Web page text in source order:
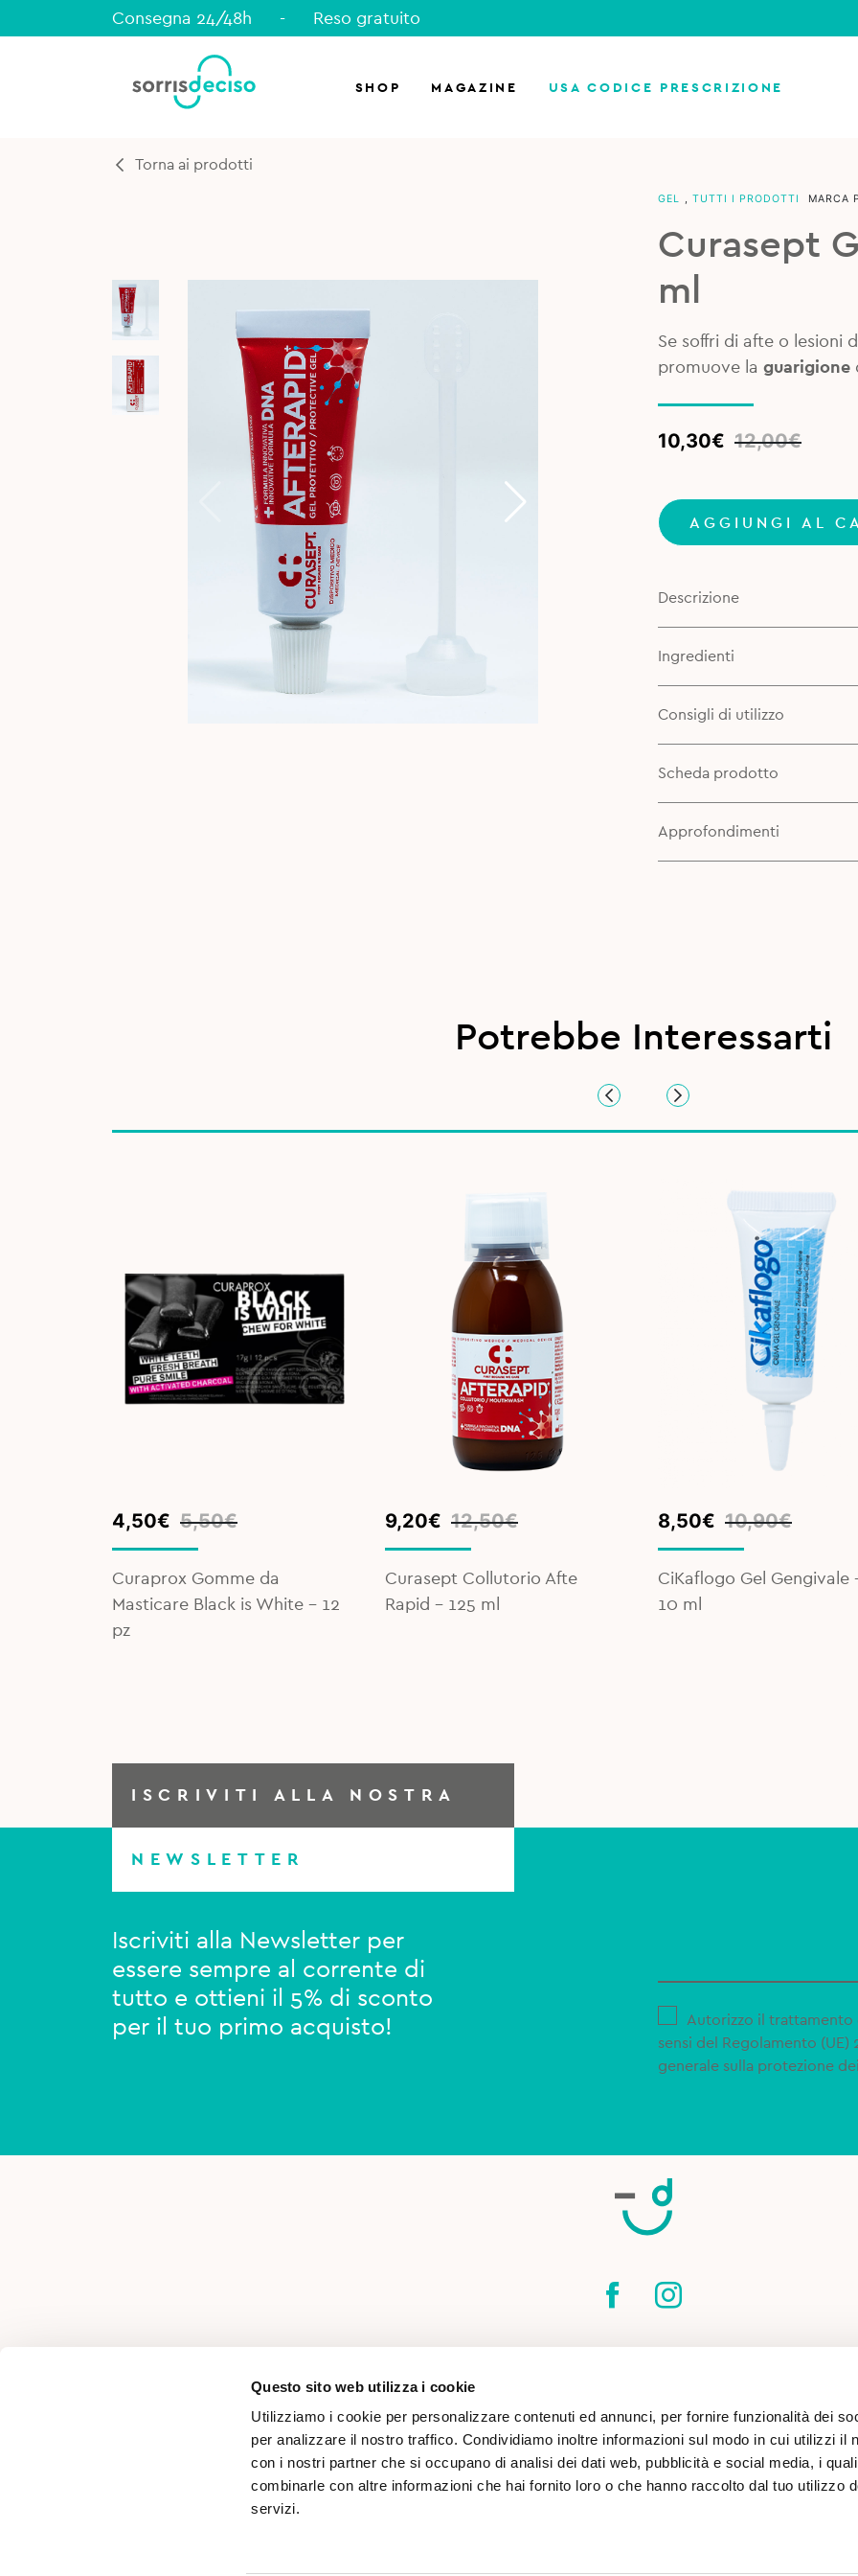
Questo sito web utilizza i cookie
Utilizziamo i cookie per personalizzare contenuti ed annunci, per fornire funzionalità dei
per analizzare il nostro traffico. Condividiamo inoltre informazioni sul modo in cui utilizzi il
con i nostri partner che si occupano di analisi dei dati web, pubblicità e social media, i
combinarle con altre informazioni che hai fornito loro o che hanno raccolto dal tuo utilizzo
servizi.
Consegna 24/48h - Reso gratuito
SHOP MAGAZINE USA CODICE PRESCRIZIONE
Torna ai prodotti
GEL , TUTTI I PRODOTTI MARCA
Curasept
ml
Se soffri di afte o lesioni
promuove la guarigione
12,00€
Original
12,00€.
10,30€
Current
10,30€.
AGGIUNGI AL
Descrizione
Ingredienti
Consigli di utilizzo
Scheda prodotto
Approfondimenti
Potrebbe Interessarti
5,50€
Original
price
5,50€.
4,50€
Current
price
4,50€.
Curaprox Gomme da
Masticare Black is White - 12
pz
12,50€
Original
price
12,50€.
9,20€
Current
price
9,20€.
Curasept Collutorio Afte
Rapid - 125 ml
10,90€
Original
price
was:
10,90€.
8,50€
Current
price
is:
8,50€.
CiKaflogo Gel Gengivale
10 ml
ISCRIVITI ALLA NOSTRA
NEWSLETTER
Iscriviti alla Newsletter per
essere sempre al corrente di
tutto e ottieni il 5% di sconto
per il tuo primo acquisto!
Autorizzo il trattamento
sensi del Regolamento
generale sulla protezione